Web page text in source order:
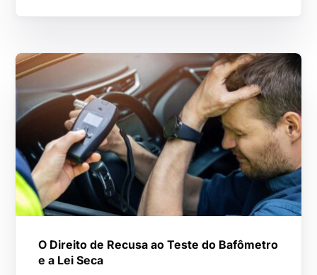
O Direito de Recusa ao Teste do Bafômetro
e a Lei Seca